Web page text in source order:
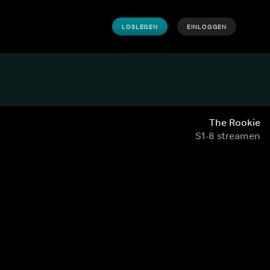
LOSLEGEN EINLOGGEN
The Rookie
S1-8 streamen